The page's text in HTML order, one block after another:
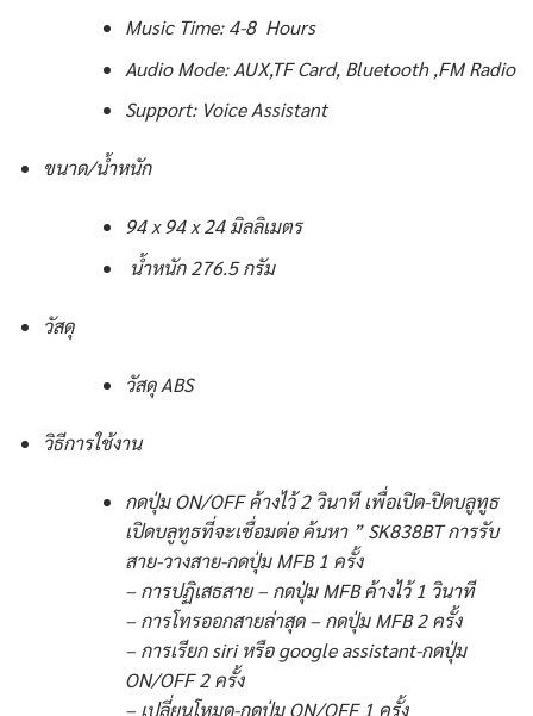
Music Time: 4-8 Hours
Audio Mode: AUX,TF Card, Bluetooth ,FM Radio
Support: Voice Assistant
ขนาด/น้ำหนัก
94 x 94 x 24 มิลลิเมตร
น้ำหนัก 276.5 กรัม
วัสดุ
วัสดุ ABS
วิธีการใช้งาน
กดปุ่ม ON/OFF ค้างไว้ 2 วินาที เพื่อเปิด-ปิดบลูทูธ
เปิดบลูทูธที่จะเชื่อมต่อ ค้นหา ” SK838BT การรับ
สาย-วางสาย-กดปุ่ม MFB 1 ครั้ง
– การปฏิเสธสาย – กดปุ่ม MFB ค้างไว้ 1 วินาที
– การโทรออกสายล่าสุด – กดปุ่ม MFB 2 ครั้ง
– การเรียก siri หรือ google assistant-กดปุ่ม
ON/OFF 2 ครั้ง
– เปลี่ยนโหมด-กดปุ่ม ON/OFF 1 ครั้ง